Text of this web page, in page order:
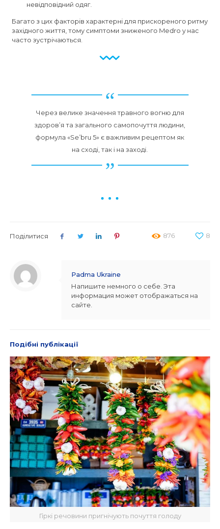
невідповідний одяг.
Багато з цих факторів характерні для прискореного ритму
західного життя, тому симптоми зниженого Medro у нас
часто зустрічаються.
Через велике значення травного вогню для
здоров’я та загального самопочуття людини,
формула «Se’bru 5» є важливим рецептом як
на сході, так і на заході.
Поділитися 8
876
Padma Ukraine
Напишите немного о себе. Эта
информация может отображаться на
сайте.
Подібні публікації
Гіркі речовини пригнічують почуття голоду